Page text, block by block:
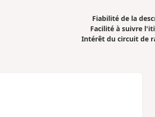
Fiabilité de la
Facilité à suivre
Intérêt du circuit de